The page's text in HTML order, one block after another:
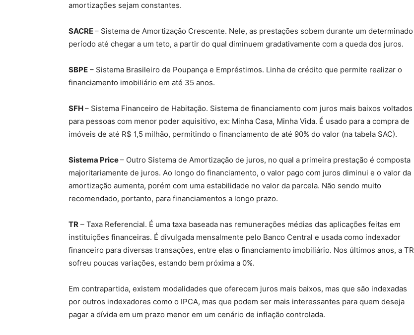
amortizações sejam constantes.
SACRE– Sistema de Amortização Crescente. Nele, as prestações sobem durante um determinado
período até chegar a um teto, a partir do qual diminuem gradativamente com a queda dos juros.
SBPE – Sistema Brasileiro de Poupança e Empréstimos. Linha de crédito que permite realizar o
financiamento imobiliário em até 35 anos.
SFH– Sistema Financeiro de Habitação. Sistema de financiamento com juros mais baixos voltados
para pessoas com menor poder aquisitivo, ex: Minha Casa, Minha Vida. É usado para a compra de
imóveis de até R$ 1,5 milhão, permitindo o financiamento de até 90% do valor (na tabela SAC).
Sistema Price– Outro Sistema de Amortização de juros, no qual a primeira prestação é composta
majoritariamente de juros. Ao longo do financiamento, o valor pago com juros diminui e o valor da
amortização aumenta, porém com uma estabilidade no valor da parcela. Não sendo muito
recomendado, portanto, para financiamentos a longo prazo.
TR – Taxa Referencial. É uma taxa baseada nas remunerações médias das aplicações feitas em
instituições financeiras. É divulgada mensalmente pelo Banco Central e usada como indexador
financeiro para diversas transações, entre elas o financiamento imobiliário. Nos últimos anos, a TR
sofreu poucas variações, estando bem próxima a 0%.
Em contrapartida, existem modalidades que oferecem juros mais baixos, mas que são indexadas
por outros indexadores como o IPCA, mas que podem ser mais interessantes para quem deseja
pagar a dívida em um prazo menor em um cenário de inflação controlada.